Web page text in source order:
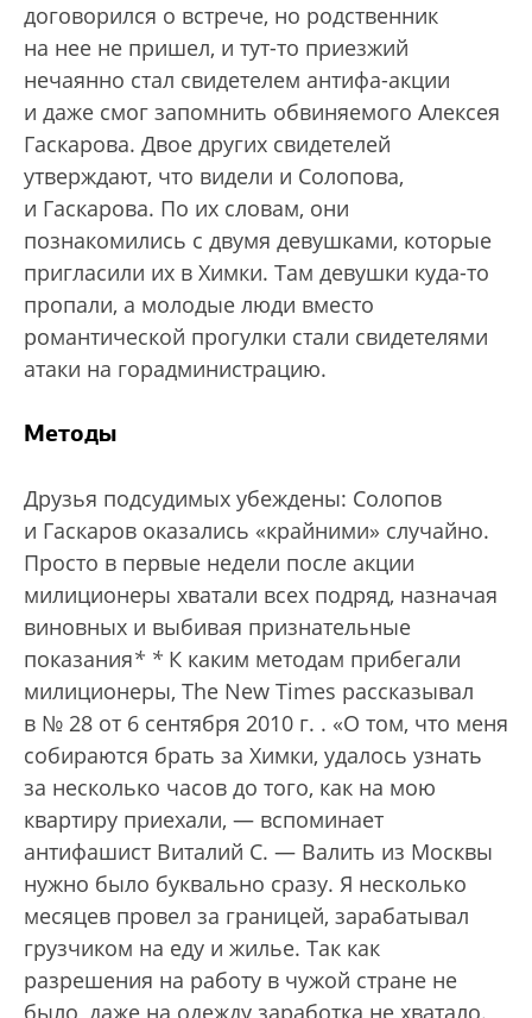
договорился о встрече, но родственник
на нее не пришел, и тут-то приезжий
нечаянно стал свидетелем антифа-акции
и даже смог запомнить обвиняемого Алексея
Гаскарова. Двое других свидетелей
утверждают, что видели и Солопова,
и Гаскарова. По их словам, они
познакомились с двумя девушками, которые
пригласили их в Химки. Там девушки куда-то
пропали, а молодые люди вместо
романтической прогулки стали свидетелями
атаки на горадминистрацию.
Методы
Друзья подсудимых убеждены: Солопов
и Гаскаров оказались «крайними» случайно.
Просто в первые недели после акции
милиционеры хватали всех подряд, назначая
виновных и выбивая признательные
показания* * К каким методам прибегали
милиционеры, The New Times рассказывал
в № 28 от 6 сентября 2010 г. . «О том, что меня
собираются брать за Химки, удалось узнать
за несколько часов до того, как на мою
квартиру приехали, — вспоминает
антифашист Виталий С. — Валить из Москвы
нужно было буквально сразу. Я несколько
месяцев провел за границей, зарабатывал
грузчиком на еду и жилье. Так как
разрешения на работу в чужой стране не